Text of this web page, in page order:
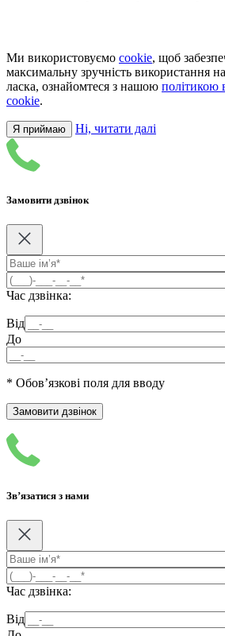
Ми використовуємо cookie, щоб
максимальну зручність використання
ласка, ознайомтеся з нашою політикою
cookie.
Я приймаю Ні, читати далі
Замовити дзвінок
Час дзвінка:
Від
До
* Обов’язкові поля для вводу
Зв’язатися з нами
Час дзвінка:
Від